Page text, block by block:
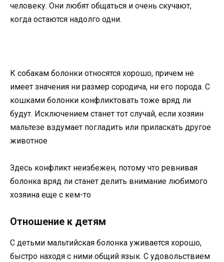
человеку. Они любят общаться и очень скучают,
когда остаются надолго одни.
К собакам болонки относятся хорошо, причем не
имеет значения ни размер сородича, ни его порода. С
кошками болонки конфликтовать тоже вряд ли
будут. Исключением станет тот случай, если хозяин
мальтезе вздумает погладить или приласкать другое
животное
Здесь конфликт неизбежен, потому что ревнивая
болонка вряд ли станет делить внимание любимого
хозяина еще с кем-то
Отношение к детям
С детьми мальтийская болонка уживается хорошо,
быстро находя с ними общий язык. С удовольствием